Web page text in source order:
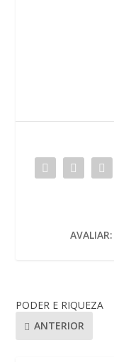
AVALIAR:
PODER E RIQUEZA
ANTERIOR